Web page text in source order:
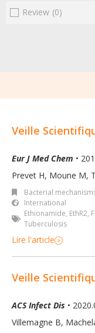
Review (0)
Veille
Eur J Med Chem •
Prevet H, Moune M,
Bacterial
International
Ethionamide, EthR2,
Tuberculosis
Lire l'article
Veille
ACS Infect Dis •
Villemagne B,